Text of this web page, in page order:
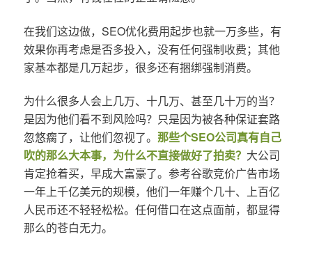
在我们这边做，SEO优化费用起步也就一万多些，有
效果你再考虑是否多投入，没有任何强制收费；其他
家基本都是几万起步，很多还有捆绑强制消费。
为什么很多人会上几万、十几万、甚至几十万的当？
是因为他们看不到风险吗？只是因为被各种保证套路
忽悠瘸了，让他们忽视了。 那些个SEO公司真有自己
吹的那么大本事，为什么不直接做好了拍卖？ 大公司
肯定抢着买，早成大富豪了。参考谷歌竞价广告市场
一年上千亿美元的规模，他们一年赚个几十、上百亿
人民币还不轻轻松松。任何借口在这点面前，都显得
那么的苍白无力。